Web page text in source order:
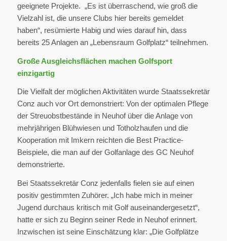
geeignete Projekte. „Es ist überraschend, wie groß die
Vielzahl ist, die unsere Clubs hier bereits gemeldet
haben“, resümierte Habig und wies darauf hin, dass
bereits 25 Anlagen an „Lebensraum Golfplatz“ teilnehmen.
Große Ausgleichsflächen machen Golfsport
einzigartig
Die Vielfalt der möglichen Aktivitäten wurde Staatssekretär
Conz auch vor Ort demonstriert: Von der optimalen Pflege
der Streuobstbestände in Neuhof über die Anlage von
mehrjährigen Blühwiesen und Totholzhaufen und die
Kooperation mit Imkern reichten die Best Practice-
Beispiele, die man auf der Golfanlage des GC Neuhof
demonstrierte.
Bei Staatssekretär Conz jedenfalls fielen sie auf einen
positiv gestimmten Zuhörer. „Ich habe mich in meiner
Jugend durchaus kritisch mit Golf auseinandergesetzt“,
hatte er sich zu Beginn seiner Rede in Neuhof erinnert.
Inzwischen ist seine Einschätzung klar: „Die Golfplätze